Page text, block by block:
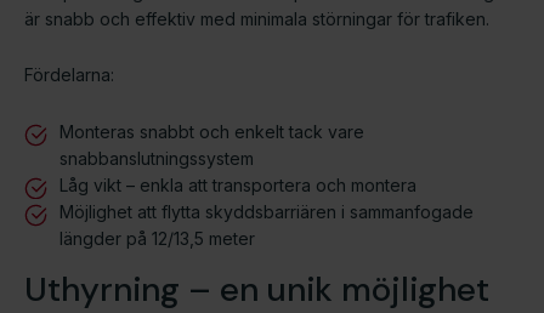
är snabb och effektiv med minimala störningar för trafiken.
​Fördelarna:
​Monteras snabbt och enkelt tack vare
snabbanslutningssystem
​Låg vikt – enkla att transportera och montera
​​Möjlighet att flytta skyddsbarriären i sammanfogade
längder på 12/13,5 meter
​Uthyrning – en unik möjlighet